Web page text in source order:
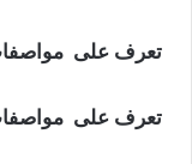
تعرف على
تعرف على